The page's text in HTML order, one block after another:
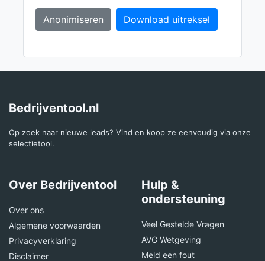
Anonimiseren Download uitreksel
Bedrijventool.nl
Op zoek naar nieuwe leads? Vind en koop ze eenvoudig via onze
selectietool.
Over Bedrijventool
Over ons
Algemene voorwaarden
Privacyverklaring
Disclaimer
Hulp &
ondersteuning
Veel Gestelde Vragen
AVG Wetgeving
Meld een fout